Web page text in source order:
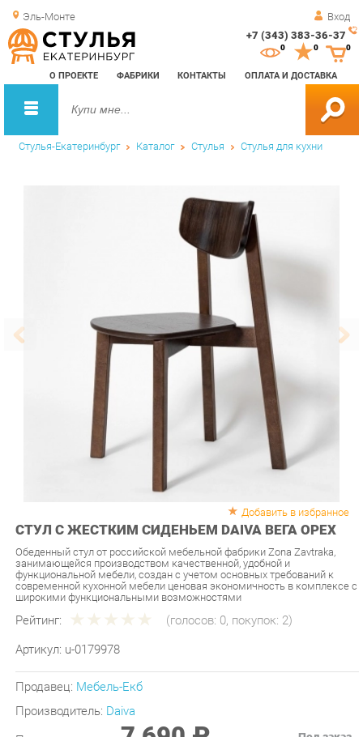
Эль-Монте Вход
+7 (343) 383-36-37
О ПРОЕКТЕ ФАБРИКИ КОНТАКТЫ ОПЛАТА И ДОСТАВКА
0 0
Стулья-Екатеринбург Каталог Стулья Стулья для кухни
СТУЛ С ЖЕСТКИМ СИДЕНЬЕМ DAIVA ВЕГА ОРЕХ
Обеденный стул от российской мебельной фабрики Zona Zavtraka,
занимающейся производством качественной, удобной и
функциональной мебели, создан с учетом основных требований к
современной кухонной мебели ценовая экономичность в комплексе с
широкими функциональными возможностями
Рейтинг: (голосов:0, покупок:
Артикул: u-0179978
Продавец:
Производитель:Daiva
Последняя цена: 7 690 ₽